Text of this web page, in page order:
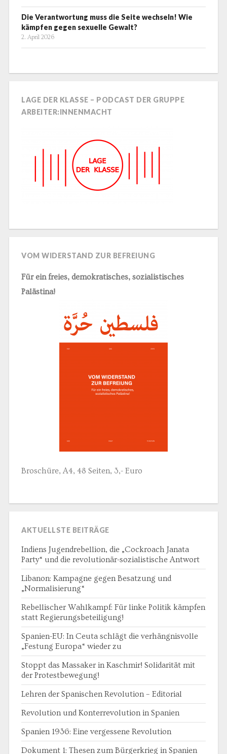
Die Verantwortung muss die Seite wechseln! Wie
kämpfen gegen sexuelle Gewalt?
2. April 2026
LAGE DER KLASSE – PODCAST DER GRUPPE
ARBEITER:INNENMACHT
VOM WIDERSTAND ZUR BEFREIUNG
Für ein freies, demokratisches, sozialistisches
Palästina!
Broschüre, A4, 48 Seiten, 3,- Euro
AKTUELLSTE BEITRÄGE
Indiens Jugendrebellion, die „Cockroach Janata
Party“ und die revolutionär-sozialistische Antwort
Libanon: Kampagne gegen Besatzung und
„Normalisierung“
Rebellischer Wahlkampf: Für linke Politik kämpfen
statt Regierungsbeteiligung!
Spanien-EU: In Ceuta schlägt die verhängnisvolle
„Festung Europa“ wieder zu
Stoppt das Massaker in Kaschmir! Solidarität mit
der Protestbewegung!
Lehren der Spanischen Revolution – Editorial
Revolution und Konterrevolution in Spanien
Spanien 1936: Eine vergessene Revolution
Dokument 1: Thesen zum Bürgerkrieg in Spanien